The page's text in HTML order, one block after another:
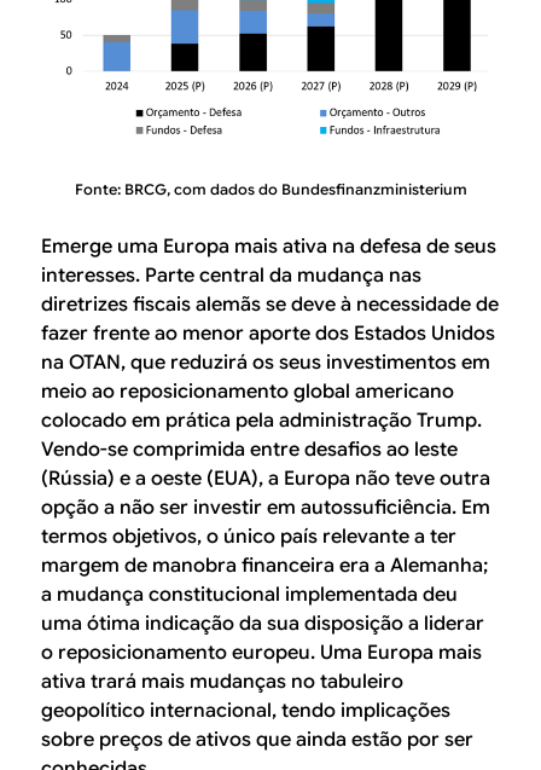
Fonte: BRCG, com dados do Bundesfinanzministerium
Emerge uma Europa mais ativa na defesa de seus
interesses. Parte central da mudança nas
diretrizes fiscais alemãs se deve à necessidade de
fazer frente ao menor aporte dos Estados Unidos
na OTAN, que reduzirá os seus investimentos em
meio ao reposicionamento global americano
colocado em prática pela administração Trump.
Vendo-se comprimida entre desafios ao leste
(Rússia) e a oeste (EUA), a Europa não teve outra
opção a não ser investir em autossuficiência. Em
termos objetivos, o único país relevante a ter
margem de manobra financeira era a Alemanha;
a mudança constitucional implementada deu
uma ótima indicação da sua disposição a liderar
o reposicionamento europeu. Uma Europa mais
ativa trará mais mudanças no tabuleiro
geopolítico internacional, tendo implicações
sobre preços de ativos que ainda estão por ser